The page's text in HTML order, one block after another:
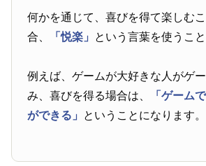
何かを通じて、喜びを得て楽しむ
合、
「悦楽」 という言葉を使うこ
例えば、ゲームが大好きな人がゲ
み、喜びを得る場合は、
「ゲーム
ができる」 ということになります。